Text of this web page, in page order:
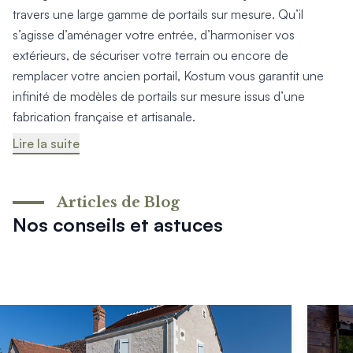
Produits > Options > Domotique
Produits > Options > Boite à colis
Produits > Options > Boites aux lettres/Totem
Produits > Options > Plaque et numéro d'entrée
Catalogues > Catalogue tous produits
Catalogues > Catalogue garde-corps
Catalogues > Catalogue pergolas / carports
Qui sommes-nous ? > La marque
Entretien et garantie > Activer ma garantie
Entretien et garantie > Entretenir mon Kostum
Mon projet > Activer ma garantie
Mon projet > Demande de reportage photo
travers une large gamme de portails sur mesure. Qu’il
s’agisse d’aménager votre entrée, d’harmoniser vos
extérieurs, de sécuriser votre terrain ou encore de
remplacer votre ancien portail, Kostum vous garantit une
infinité de modèles de portails sur mesure issus d’une
fabrication française et artisanale.
Lire la suite
Nos conseils et astuces
Articles de Blog